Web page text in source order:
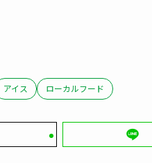
アイス ローカルフード